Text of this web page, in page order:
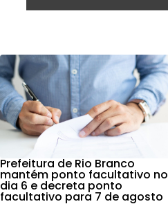
Prefeitura de Rio Branco
mantém ponto facultativo no
dia 6 e decreta ponto
facultativo para 7 de agosto